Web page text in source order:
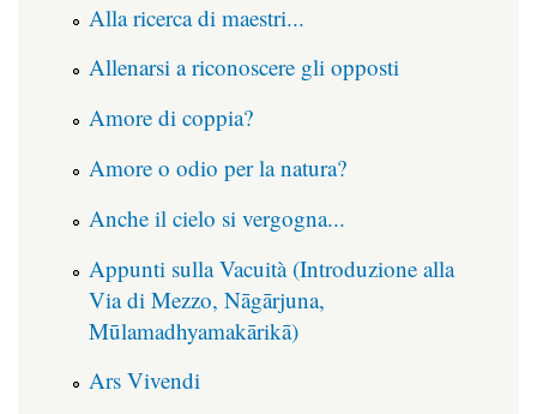
Alla ricerca di maestri...
Allenarsi a riconoscere gli opposti
Amore di coppia?
Amore o odio per la natura?
Anche il cielo si vergogna...
Appunti sulla Vacuità (Introduzione alla
Via di Mezzo, Nāgārjuna,
Mūlamadhyamakārikā)
Ars Vivendi